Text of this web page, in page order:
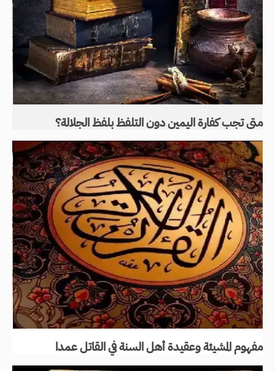
متى تجب كفارة اليمين دون التلفظ بلفظ الجلالة؟
مفهوم المشيئة وعقيدة أهل السنة في القاتل عمدا